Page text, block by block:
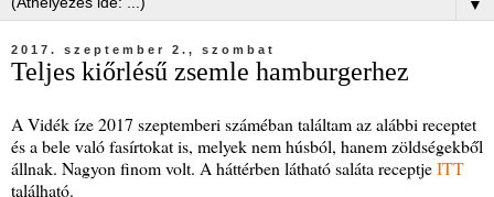
▼
2017. szeptember 2., szombat
Teljes kiőrlésű zsemle hamburgerhez
A Vidék íze 2017 szeptemberi száméban találtam az alábbi receptet
és a bele való fasírtokat is, melyek nem húsból, hanem zöldségekből
állnak. Nagyon finom volt. A háttérben látható saláta receptjeITT
található.